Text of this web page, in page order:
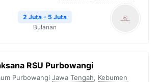
2 Juta - 5 Juta
Bulanan
RSU Purbowangi
Purbowangi Jawa Tengah, Kebumen